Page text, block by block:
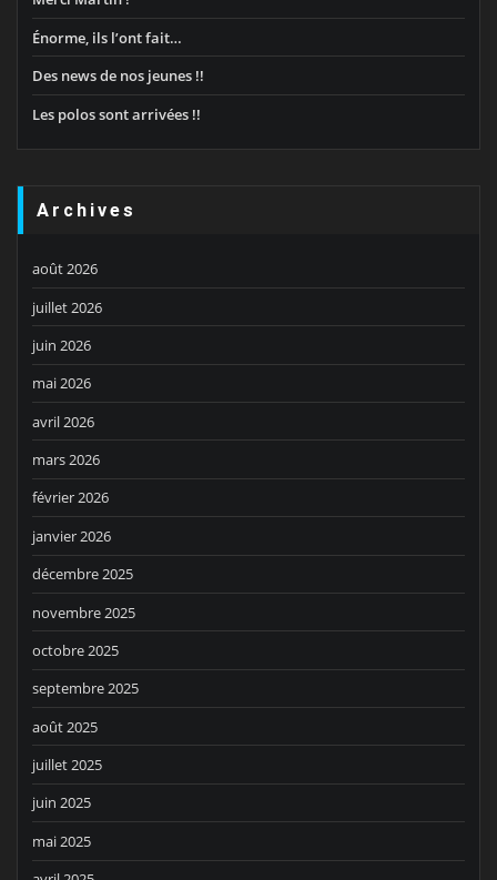
Énorme, ils l’ont fait…
Des news de nos jeunes !!
Les polos sont arrivées !!
Archives
août 2026
juillet 2026
juin 2026
mai 2026
avril 2026
mars 2026
février 2026
janvier 2026
décembre 2025
novembre 2025
octobre 2025
septembre 2025
août 2025
juillet 2025
juin 2025
mai 2025